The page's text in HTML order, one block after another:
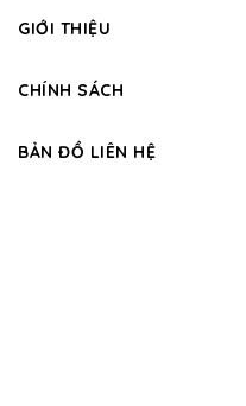
GIỚI THIỆU
CHÍNH SÁCH
BẢN ĐỒ LIÊN HỆ